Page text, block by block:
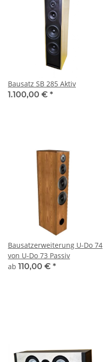
Bausatz SB 285 Aktiv
1.100,00 € *
Bausatzerweiterung U-Do 74
von U-Do 73 Passiv
ab 110,00 € *